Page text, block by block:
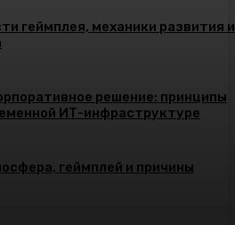
геймплея, механики развития и
решение: принципы
ИТ-инфраструктуре
геймплей и причины